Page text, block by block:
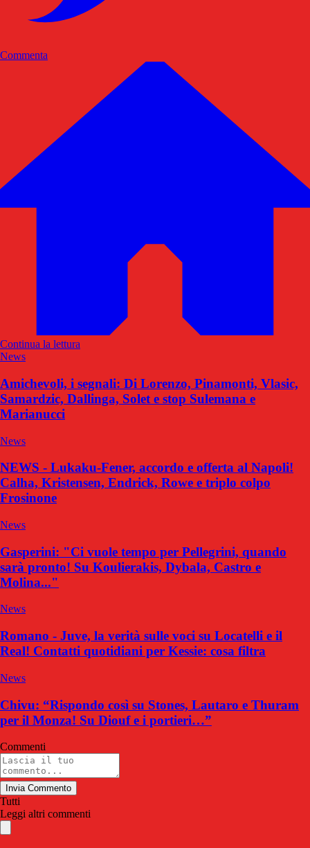
Commenta
Continua la lettura
News
Amichevoli, i segnali: Di Lorenzo, Pinamonti, Vlasic,
Samardzic, Dallinga, Solet e stop Sulemana e
Marianucci
News
NEWS - Lukaku-Fener, accordo e offerta al Napoli!
Calha, Kristensen, Endrick, Rowe e triplo colpo
Frosinone
News
Gasperini: "Ci vuole tempo per Pellegrini, quando
sarà pronto! Su Koulierakis, Dybala, Castro e
Molina..."
News
Romano - Juve, la verità sulle voci su Locatelli e il
Real! Contatti quotidiani per Kessie: cosa filtra
News
Chivu: “Rispondo così su Stones, Lautaro e Thuram
per il Monza! Su Diouf e i portieri…”
Commenti
Invia Commento
Tutti
Leggi altri commenti